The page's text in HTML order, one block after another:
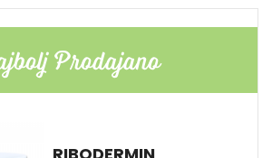
Prodajano